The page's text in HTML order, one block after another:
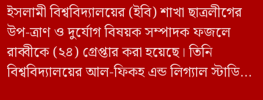
ইসলামী বিশ্ববিদ্যালয়ের (ইবি) শাখা ছাত্রলীগের
উপ-ত্রাণ ও দুর্যোগ বিষয়ক সম্পাদক ফজলে
রাব্বীকে (২৪) গ্রেপ্তার করা হয়েছে। তিনি
বিশ্ববিদ্যালয়ের আল-ফিকহ এন্ড লিগ্যাল স্টাডিজ